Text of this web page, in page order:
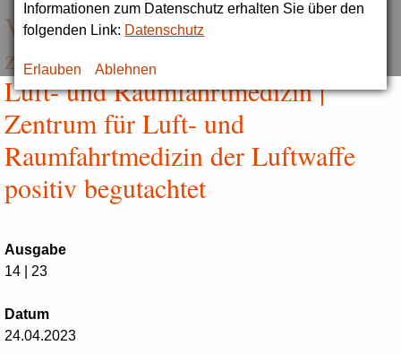
Informationen zum Datenschutz erhalten Sie über den
folgenden Link: Datenschutz
Erlauben Ablehnen
Vorbildliche Zusammenarbeit
zwischen militärischer und ziviler
Luft- und Raumfahrtmedizin |
Zentrum für Luft- und
Raumfahrtmedizin der Luftwaffe
positiv begutachtet
Ausgabe
14 | 23
Datum
24.04.2023